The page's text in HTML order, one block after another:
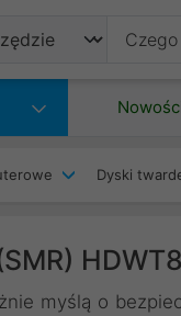
Dyski
myślą o